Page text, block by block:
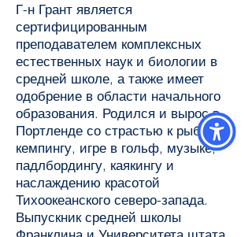
Г-н Грант является
сертифицированным
преподавателем комплексных
естественных наук и биологии в
средней школе, а также имеет
одобрение в области начального
образования. Родился и вырос в
Портленде со страстью к рыбалке,
кемпингу, игре в гольф, музыке,
падлбордингу, каякингу и
наслаждению красотой
Тихоокеанского северо-запада.
Выпускник средней школы